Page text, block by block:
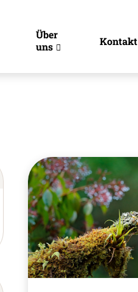
Über
uns
Kontakt